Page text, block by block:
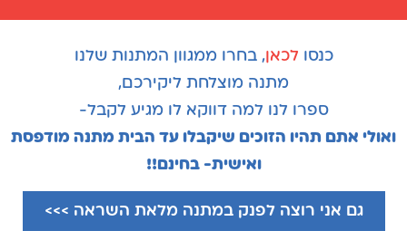
העובדים שלכם?
רוצים להגביר את המוטיבציה ולתת
כנסו לכאן, בחרו ממגוון המתנות שלנו
מתנה מוצלחת ליקירכם,
ספרו לנו למה דווקא לו מגיע לקבל-
ואולי אתם תהיו הזוכים שיקבלו עד הבית מתנה מודפסת
ואישית- בחינם!!
גם אני רוצה לפנק במתנה מלאת השראה >>>